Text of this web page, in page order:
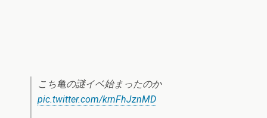
こち亀の謎イベ始まったのか
pic.twitter.com/krnFhJznMD